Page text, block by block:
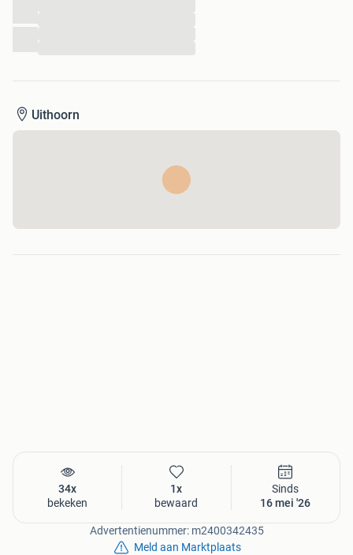
verzendkosten te besparen!
Uithoorn
34x
bekeken
1x
bewaard
Sinds
16 mei '26
Advertentienummer: m2400342435
Meld aan Marktplaats